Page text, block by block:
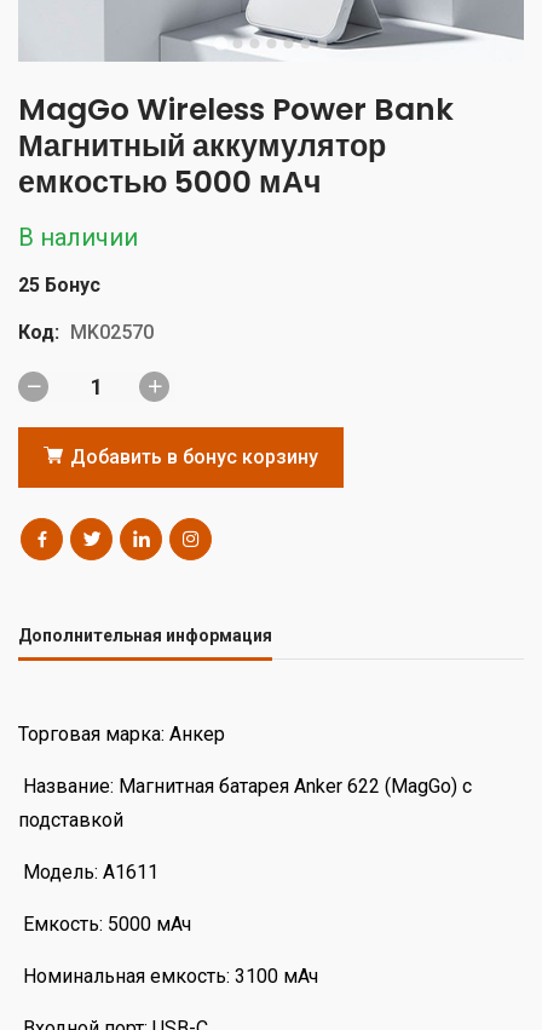
MagGo Wireless Power Bank
Магнитный аккумулятор
емкостью 5000 мАч
В наличии
25 Бонус
Код: MK02570
Добавить в бонус корзину
Дополнительная информация
Торговая марка: Анкер
Название: Магнитная батарея Anker 622 (MagGo) с
подставкой
Модель: A1611
Емкость: 5000 мАч
Номинальная емкость: 3100 мАч